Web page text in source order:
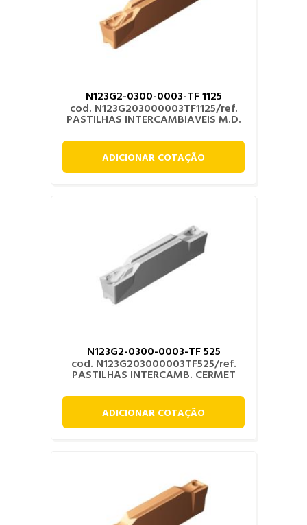
N123G2-0300-0003-TF 1125
cod. N123G203000003TF1125/ref.
PASTILHAS INTERCAMBIAVEIS M.D.
ADICIONAR COTAÇÃO
N123G2-0300-0003-TF 525
cod. N123G203000003TF525/ref.
PASTILHAS INTERCAMB. CERMET
ADICIONAR COTAÇÃO